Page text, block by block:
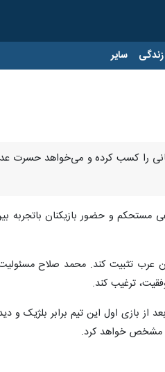
زندگی سایر